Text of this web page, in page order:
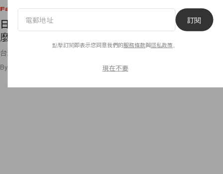
Fashion
日本已賣到快斷貨：針織開襟外套如此多款，為什
麼 UNIQLO 員工都推這件？
台灣還有貨，而且打折中✨（小聲說…
By
訂閱
點擊訂閱即表示您同意我們的服務條款與隱私政策
現在不要